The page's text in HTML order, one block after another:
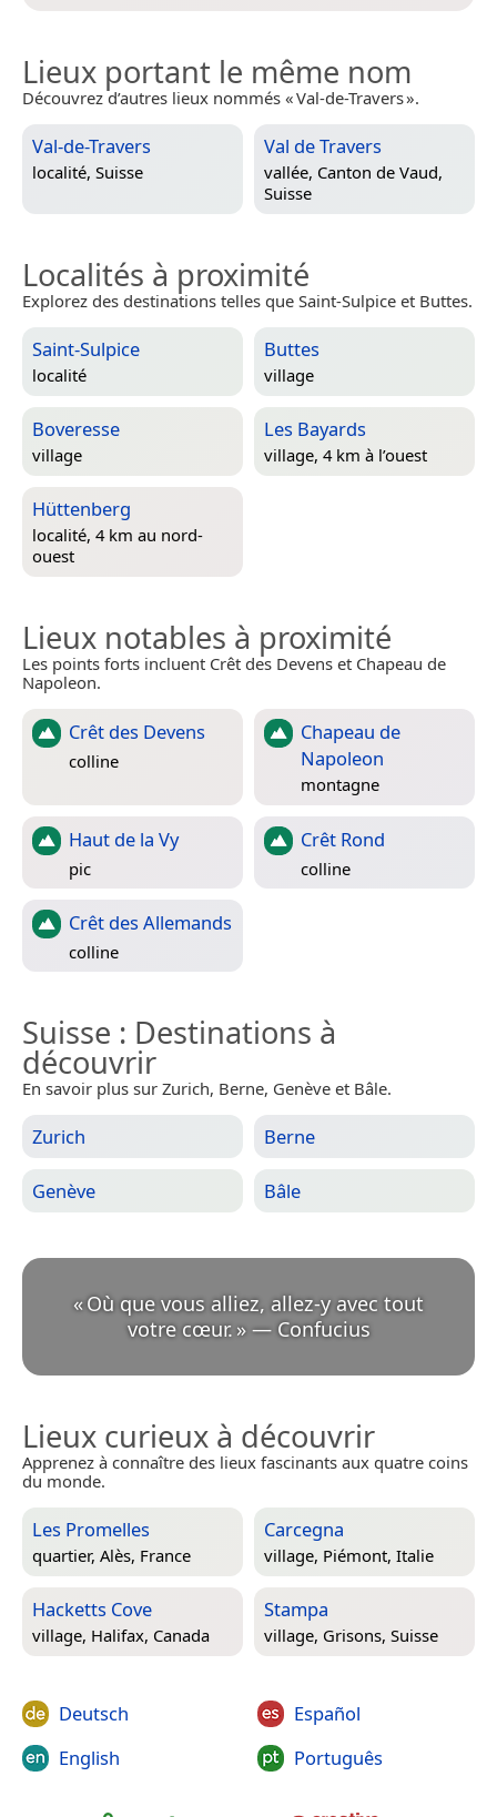
Lieux portant le même nom
Découvrez d’autres lieux nommés « Val-de-Travers ».
Val-de-Travers
localité, Suisse
Val de Travers
vallée, Canton de Vaud,
Suisse
Localités à proximité
Explorez des destinations telles que Saint-Sulpice et Buttes.
Saint-Sulpice
localité
Buttes
village
Boveresse
village
Les Bayards
village, 4 km à l’ouest
Hüttenberg
localité, 4 km au nord-
ouest
Lieux notables à proximité
Les points forts incluent Crêt des Devens et Chapeau de
Napoleon.
Crêt des Devens
colline
Chapeau de
Napoleon
montagne
Haut de la Vy
pic
Crêt Rond
colline
Crêt des Allemands
colline
Suisse : Destinations à
découvrir
En savoir plus sur Zurich, Berne, Genève et Bâle.
Zurich Berne
Genève Bâle
«Où que vous alliez, allez-y avec tout
votre cœur. » — Confucius
Lieux curieux à découvrir
Apprenez à connaître des lieux fascinants aux quatre coins
du monde.
Les Promelles
quartier, Alès, France
Carcegna
village, Piémont, Italie
Hacketts Cove
village, Halifax, Canada
Stampa
village, Grisons, Suisse
Deutsch
English
Español
Português